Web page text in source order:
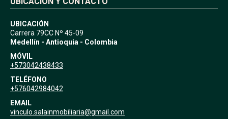
UBICACIÓN
Carrera 79CC Nº 45-09
Medellín - Antioquia - Colombia
MÓVIL
+573042438433
TELÉFONO
+576042984042
EMAIL
vinculo.salainmobiliaria@gmail.com